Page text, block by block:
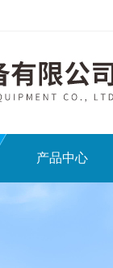
产品中心